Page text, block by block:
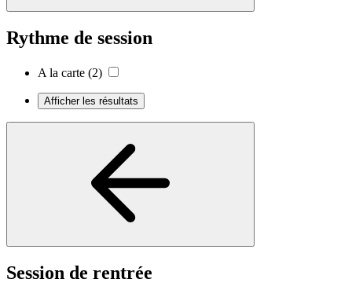
Rythme de session
A la carte (2)
Afficher les résultats
Session de rentrée